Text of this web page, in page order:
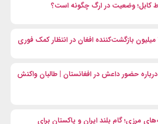
کابل؛ وضعیت در ارگ چگونه است؟
حضور داعش در افغانستان | طالبان واکنش
مرزی؛ گام بلند ایران و پاکستان برای